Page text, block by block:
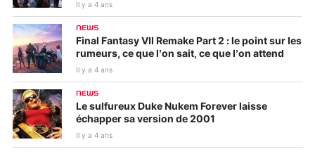
Il y a 4 ans
NEWS
Final Fantasy VII Remake Part 2 : le point sur les
rumeurs, ce que l’on sait, ce que l’on attend
Il y a 4 ans
NEWS
Le sulfureux Duke Nukem Forever laisse
échapper sa version de 2001
Il y a 4 ans